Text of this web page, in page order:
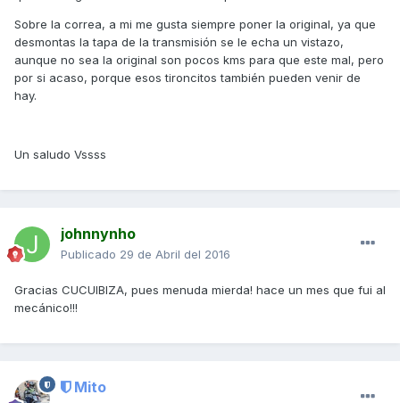
Sobre la correa, a mi me gusta siempre poner la original, ya que
desmontas la tapa de la transmisión se le echa un vistazo,
aunque no sea la original son pocos kms para que este mal, pero
por si acaso, porque esos tironcitos también pueden venir de
hay.
Un saludo Vssss
johnnynho
Publicado 29 de Abril del 2016
Gracias CUCUIBIZA, pues menuda mierda! hace un mes que fui al
mecánico!!!
Mito